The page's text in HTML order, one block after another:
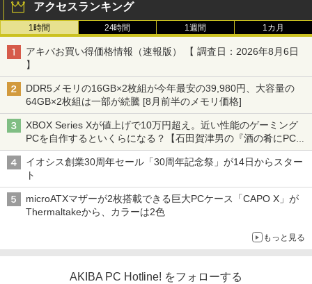
アクセスランキング
1時間 24時間 1週間 1カ月
アキバお買い得価格情報（速報版） 【 調査日：2026年8月6日
】
DDR5メモリの16GB×2枚組が今年最安の39,980円、大容量の
64GB×2枚組は一部が続騰 [8月前半のメモリ価格]
XBOX Series Xが値上げで10万円超え。近い性能のゲーミング
PCを自作するといくらになる？【石田賀津男の『酒の肴にPCゲ
ーム』】
イオシス創業30周年セール「30周年記念祭」が14日からスター
ト
microATXマザーが2枚搭載できる巨大PCケース「CAPO X」が
Thermaltakeから、カラーは2色
もっと見る
AKIBA PC Hotline! をフォローする